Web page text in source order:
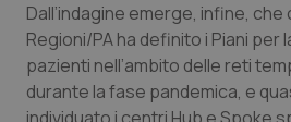
Dall’indagine emerge, infine, che
Regioni/PA ha definito i Piani per
pazienti nell’ambito delle reti
durante la fase pandemica, e